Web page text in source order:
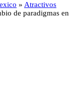
» Atractivos
de paradigmas en